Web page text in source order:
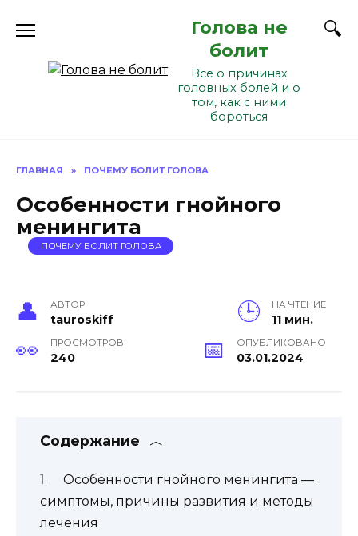
Голова не
болит
Все о причинах
головных болей и о
том, как с ними
бороться
ГЛАВНАЯ » ПОЧЕМУ БОЛИТ ГОЛОВА
Особенности гнойного
менингита
ПОЧЕМУ БОЛИТ ГОЛОВА
АВТОР
tauroskiff
НА ЧТЕНИЕ
11 мин.
ПРОСМОТРОВ
240
ОПУБЛИКОВАНО
03.01.2024
Содержание
Особенности гнойного менингита —
симптомы, причины развития и методы
лечения